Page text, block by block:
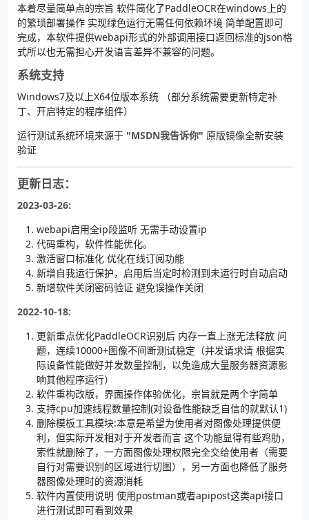
本着尽量简单点的宗旨 软件简化了PaddleOCR在windows上的
的繁琐部署操作 实现绿色运行无需任何依赖环境 简单配置即可
完成，本软件提供webapi形式的外部调用接口返回标准的json格
式所以也无需担心开发语言差异不兼容的问题。
系统支持
Windows7及以上X64位版本系统 （部分系统需要更新特定补
丁、开启特定的程序组件）
运行测试系统环境来源于 "MSDN我告诉你" 原版镜像全新安装
验证
更新日志：
2023-03-26:
webapi启用全ip段监听 无需手动设置ip
代码重构，软件性能优化。
激活窗口标准化 优化在线订阅功能
新增自我运行保护，启用后当定时检测到未运行时自动启动
新增软件关闭密码验证 避免误操作关闭
2022-10-18:
更新重点优化PaddleOCR识别后 内存一直上涨无法释放 问
题，连续10000+图像不间断测试稳定（并发请求请 根据实
际设备性能做好并发数量控制，以免造成大量服务器资源影
响其他程序运行）
软件重构改版，界面操作体验优化，宗旨就是两个字简单
支持cpu加速线程数量控制(对设备性能缺乏自信的就默认1)
删除模板工具模块:本意是希望为使用者对图像处理提供便
利，但实际开发相对于开发者而言 这个功能显得有些鸡肋，
索性就删除了，一方面图像处理权限完全交给使用者（需要
自行对需要识别的区域进行切图），另一方面也降低了服务
器图像处理时的资源消耗
软件内置使用说明 使用postman或者apipost这类api接口
进行测试即可看到效果